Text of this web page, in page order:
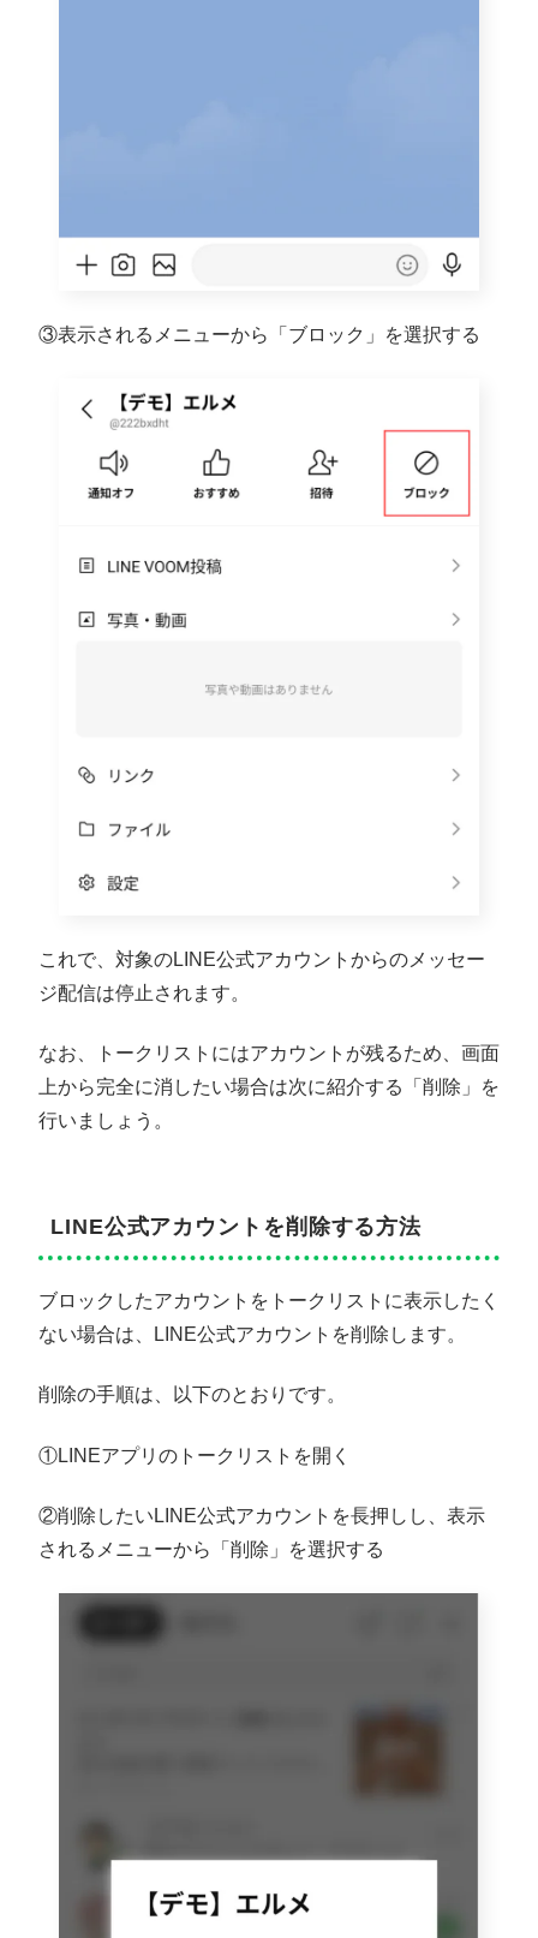
③表示されるメニューから「ブロック」を選択する
これで、対象のLINE公式アカウントからのメッセー
ジ配信は停止されます。
なお、トークリストにはアカウントが残るため、画面
上から完全に消したい場合は次に紹介する「削除」を
行いましょう。
LINE公式アカウントを削除する方法
ブロックしたアカウントをトークリストに表示したく
ない場合は、LINE公式アカウントを削除します。
削除の手順は、以下のとおりです。
①LINEアプリのトークリストを開く
②削除したいLINE公式アカウントを長押しし、表示
されるメニューから「削除」を選択する